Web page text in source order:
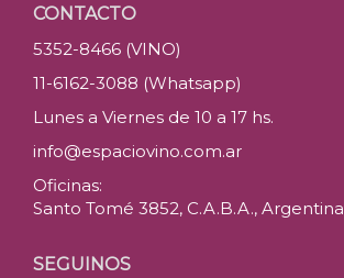
CONTACTO
5352-8466 (VINO)
11-6162-3088 (Whatsapp)
Lunes a Viernes de 10 a 17 hs.
info@espaciovino.com.ar
Oficinas:
Santo Tomé 3852, C.A.B.A., Argentina
SEGUINOS